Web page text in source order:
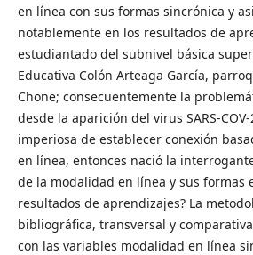
en línea con sus formas sincrónica y
notablemente en los resultados de
estudiantado del subnivel básica
Educativa Colón Arteaga García,
Chone; consecuentemente la
desde la aparición del virus SARS-
imperiosa de establecer conexión
en línea, entonces nació la
de la modalidad en línea y sus formas
resultados de aprendizajes? La
bibliográfica, transversal y
con las variables modalidad en línea